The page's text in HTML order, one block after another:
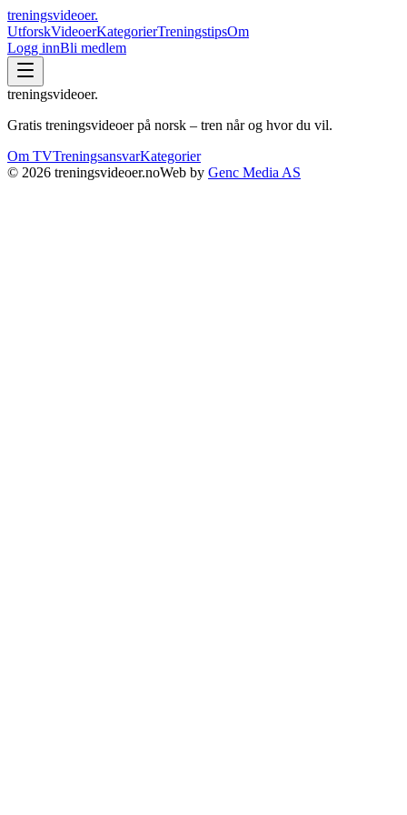
treningsvideoer.
UtforskVideoerKategorierTreningstipsOm
Logg innBli medlem
treningsvideoer.
Gratis treningsvideoer på norsk – tren når og hvor du vil.
Om TVTreningsansvarKategorier
© 2026 treningsvideoer.noWeb by Genc Media AS